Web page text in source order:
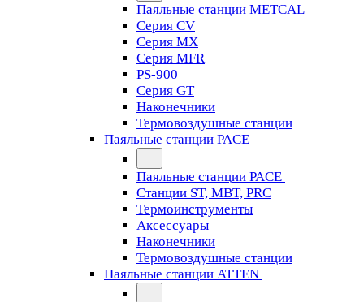
Паяльные станции METCAL
Серия CV
Серия MX
Серия MFR
PS-900
Серия GT
Наконечники
Термовоздушные станции
Паяльные станции PACE
Паяльные станции PACE
Станции ST, MBT, PRC
Термоинструменты
Аксессуары
Наконечники
Термовоздушные станции
Паяльные станции ATTEN